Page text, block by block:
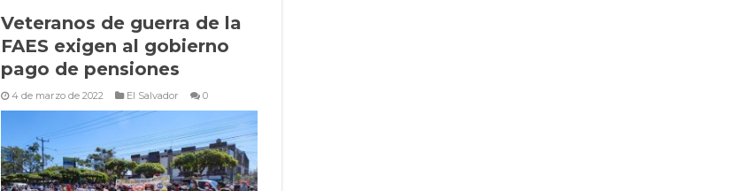
Veteranos de guerra de la
FAES exigen al gobierno
pago de pensiones
4 de marzo de 2022 El Salvador 0